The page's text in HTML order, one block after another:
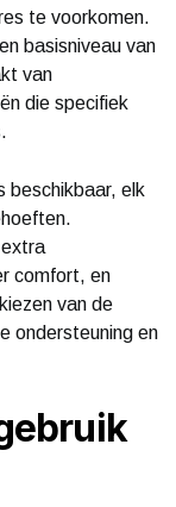
te voorkomen.
basisniveau van
van
die specifiek
beschikbaar, elk
comfort, en
van de
ondersteuning en